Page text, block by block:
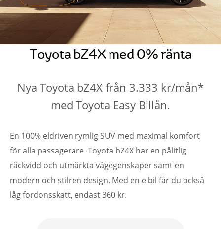
Toyota bZ4X med 0% ränta
Nya Toyota bZ4X från 3.333 kr/mån*
med Toyota Easy Billån.
En 100% eldriven rymlig SUV med maximal komfort
för alla passagerare. Toyota bZ4X har en pålitlig
räckvidd och utmärkta vägegenskaper samt en
modern och stilren design. Med en elbil får du också
låg fordonsskatt, endast 360 kr.